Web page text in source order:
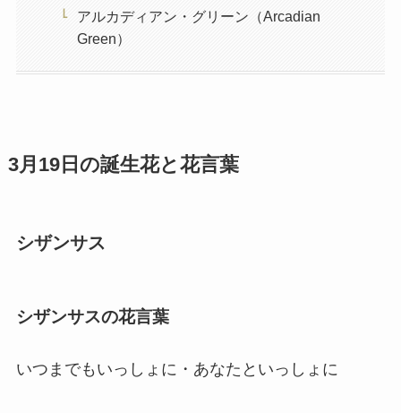
アルカディアン・グリーン（Arcadian
Green）
3月19日の誕生花と花言葉
シザンサス
シザンサスの花言葉
いつまでもいっしょに・あなたといっしょに